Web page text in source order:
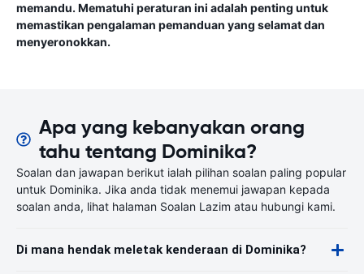
memandu. Mematuhi peraturan ini adalah penting untuk
memastikan pengalaman pemanduan yang selamat dan
menyeronokkan.
Apa yang kebanyakan orang
tahu tentang Dominika?
Soalan dan jawapan berikut ialah pilihan soalan paling popular
untuk Dominika. Jika anda tidak menemui jawapan kepada
soalan anda, lihat halaman Soalan Lazim atau hubungi kami.
Di mana hendak meletak kenderaan di Dominika?